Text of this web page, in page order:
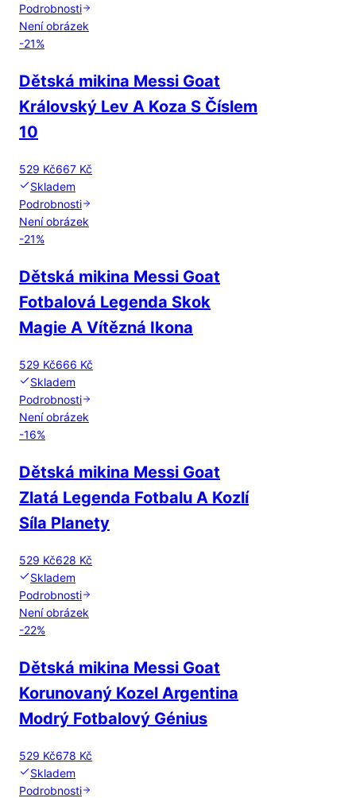
Podrobnosti
Není obrázek
-21%
Dětská mikina Messi Goat
Královský Lev A Koza S Číslem
10
529 Kč667 Kč
Skladem
Podrobnosti
Není obrázek
-21%
Dětská mikina Messi Goat
Fotbalová Legenda Skok
Magie A Vítězná Ikona
529 Kč666 Kč
Skladem
Podrobnosti
Není obrázek
-16%
Dětská mikina Messi Goat
Zlatá Legenda Fotbalu A Kozlí
Síla Planety
529 Kč628 Kč
Skladem
Podrobnosti
Není obrázek
-22%
Dětská mikina Messi Goat
Korunovaný Kozel Argentina
Modrý Fotbalový Génius
529 Kč678 Kč
Skladem
Podrobnosti